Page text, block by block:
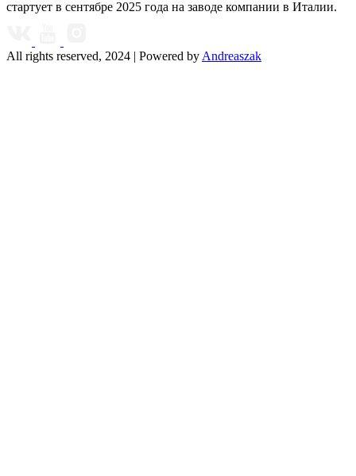
стартует в сентябре 2025 года на заводе компании в Италии.
All rights reserved, 2024 | Powered by Andreaszak